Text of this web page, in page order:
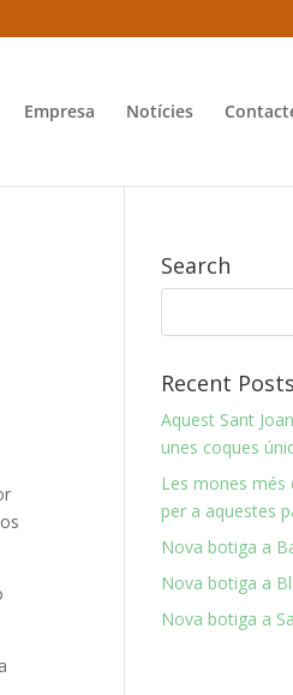
Empresa Notícies
Search
Recent Posts
Aquest Sant
unes coques
Les mones més
per a aquestes
Nova botiga a
Nova botiga a
Nova botiga a